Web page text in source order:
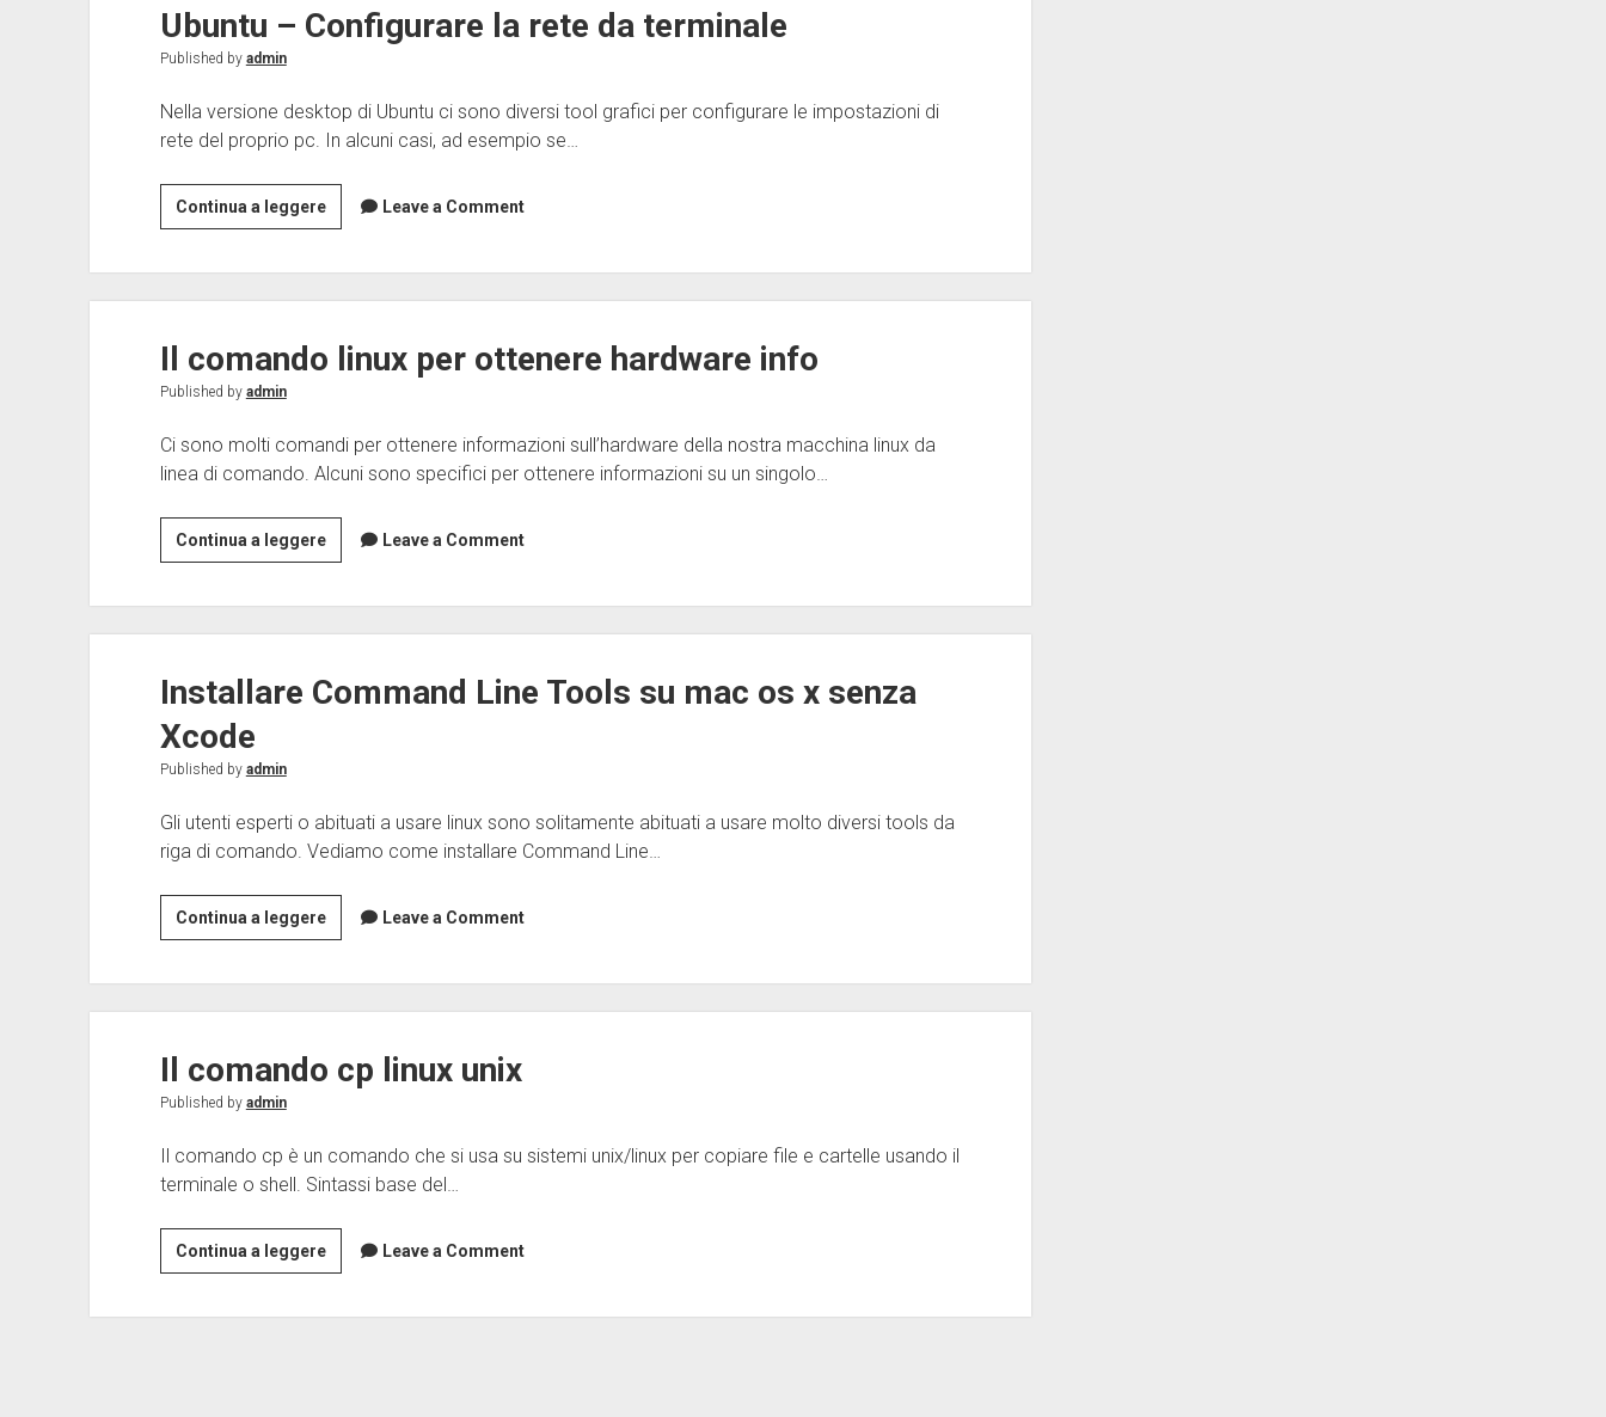
Ubuntu – Configurare la rete da terminale
Published by admin
Nella versione desktop di Ubuntu ci sono diversi tool grafici per configurare le impostazioni di
rete del proprio pc. In alcuni casi, ad esempio se…
Continua a leggereUbuntu
–
da
Leave a Comment
Il comando linux per ottenere hardware info
Published by admin
Ci sono molti comandi per ottenere informazioni sull’hardware della nostra macchina linux da
linea di comando. Alcuni sono specifici per ottenere informazioni su un singolo…
Continua a leggereIl
comando
hardware
Leave a Comment
Installare Command Line Tools su mac os x senza
Xcode
Published by admin
Gli utenti esperti o abituati a usare linux sono solitamente abituati a usare molto diversi tools da
riga di comando. Vediamo come installare Command Line…
Continua a leggereInstallare
Command
mac
Xcode
Leave a Comment
Il comando cp linux unix
Published by admin
Il comando cp è un comando che si usa su sistemi unix/linux per copiare file e cartelle usando il
terminale o shell. Sintassi base del…
Continua a leggereIl
comando
Leave a Comment